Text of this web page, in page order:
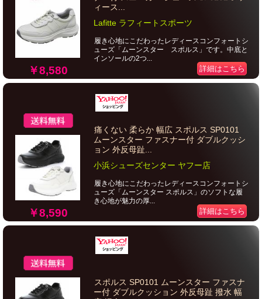
￥8,580
ィース...
Lafitte ラフィートスポーツ
履き心地にこだわったレディースコンフォートシ
ューズ「ムーンスター スポルス」です。中底と
インソールの2つ...
詳細はこちら
￥8,590
痛くない 柔らか 幅広 スポルス SP0101
ムーンスター ファスナー付 ダブルクッシ
ョン 外反母趾...
小浜シューズセンター ヤフー店
履き心地にこだわったレディースコンフォートシ
ューズ「ムーンスター スポルス」のソフトな履
き心地が魅力の厚...
詳細はこちら
スポルス SP0101 ムーンスター ファスナ
ー付 ダブルクッション 外反母趾 撥水 幅